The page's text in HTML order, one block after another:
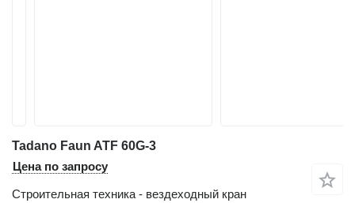
Tadano Faun ATF 60G-3
Цена по запросу
Строительная техника - вездеходный кран